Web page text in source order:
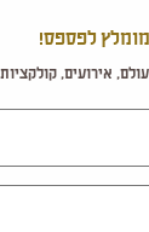
מומלץ לפספס!
אירועים,